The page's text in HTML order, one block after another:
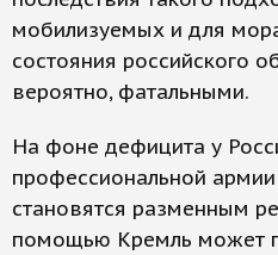
мобилизуемых и для
состояния российского
вероятно, фатальными.
На фоне дефицита у
профессиональной
становятся разменным
помощью Кремль может